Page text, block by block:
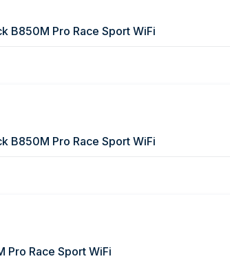
B850M Pro Race Sport WiFi
B850M Pro Race Sport WiFi
Pro Race Sport WiFi